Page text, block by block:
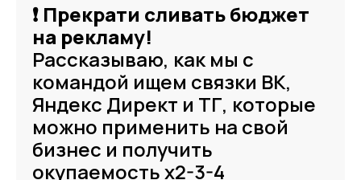
❗ Прекрати сливать бюджет
на рекламу!
Рассказываю, как мы с
командой ищем связки ВК,
Яндекс Директ и ТГ, которые
можно применить на свой
бизнес и получить
окупаемость x2-3-4